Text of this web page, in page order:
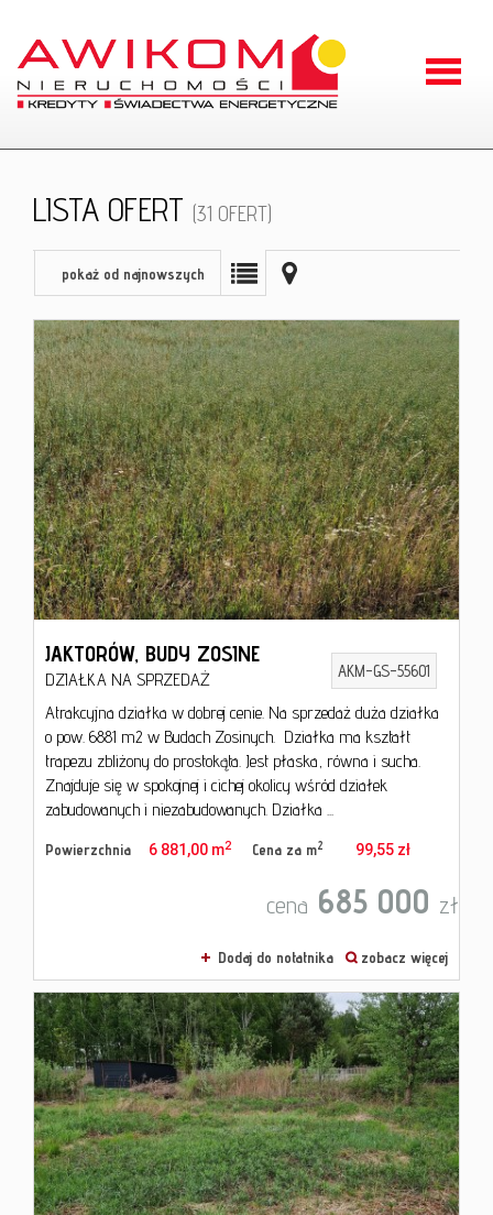
Kontakt
RODO
od
umowy
LISTA OFERT (31 OFERT)
pokaż od najnowszych
JAKTORÓW, BUDY ZOSINE
DZIAŁKA NA SPRZEDAŻ AKM-GS-55601
Atrakcyjna działka w dobrej cenie. Na sprzedaż duża działka
o pow. 6881 m2 w Budach Zosinych. Działka ma kształt
trapezu zbliżony do prostokąta. Jest płaska, równa i sucha.
Znajduje się w spokojnej i cichej okolicy wśród działek
zabudowanych i niezabudowanych. Działka ...
Powierzchnia 6 881,00 m2 Cena za m2 99,55 zł
cena 685 000 zł
Dodaj do notatnika zobacz więcej